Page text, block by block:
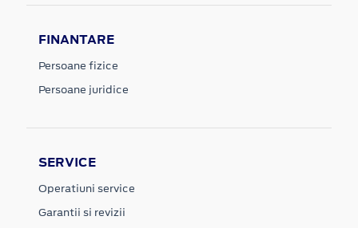
FINANTARE
Persoane fizice
Persoane juridice
SERVICE
Operatiuni service
Garantii si revizii